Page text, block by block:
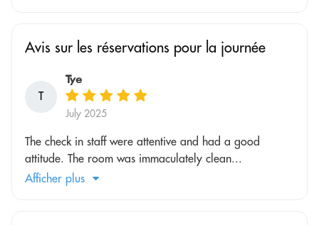
Avis sur les réservations pour la journée
T
Tye
July 2025
The check in staff were attentive and had a good
attitude. The room was immaculately clean...
Afficher plus